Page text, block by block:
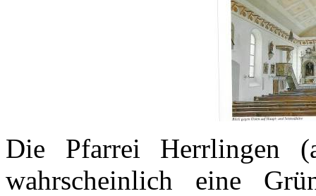
Die Pfarrei Herrlingen
wahrscheinlich eine